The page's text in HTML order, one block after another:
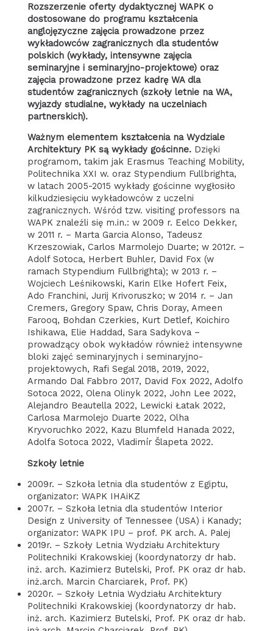
Rozszerzenie oferty dydaktycznej WAPK o
dostosowane do programu kształcenia
anglojęzyczne zajęcia prowadzone przez
wykładowców zagranicznych dla studentów
polskich (wykłady, intensywne zajęcia
seminaryjne i seminaryjno-projektowe) oraz
zajęcia prowadzone przez kadrę WA dla
studentów zagranicznych (szkoły letnie na WA,
wyjazdy studialne, wykłady na uczelniach
partnerskich).
Ważnym elementem kształcenia na Wydziale
Architektury PK są wykłady gościnne. Dzięki
programom, takim jak Erasmus Teaching Mobility,
Politechnika XXI w. oraz Stypendium Fullbrighta,
w latach 2005-2015 wykłady gościnne wygłosiło
kilkudziesięciu wykładowców z uczelni
zagranicznych. Wśród tzw. visiting professors na
WAPK znaleźli się m.in.: w 2009 r. Eelco Dekker,
w 2011 r. – Marta Garcia Alonso, Tadeusz
Krzeszowiak, Carlos Marmolejo Duarte; w 2012r. –
Adolf Sotoca, Herbert Buhler, David Fox (w
ramach Stypendium Fullbrighta); w 2013 r. –
Wojciech Leśnikowski, Karin Elke Hofert Feix,
Ado Franchini, Jurij Krivoruszko; w 2014 r. – Jan
Cremers, Gregory Spaw, Chris Doray, Ameen
Farooq, Bohdan Czerkies, Kurt Detlef, Koichiro
Ishikawa, Elie Haddad, Sara Sadykova –
prowadzący obok wykładów również intensywne
bloki zajęć seminaryjnych i seminaryjno-
projektowych, Rafi Segal 2018, 2019, 2022,
Armando Dal Fabbro 2017, David Fox 2022, Adolfo
Sotoca 2022, Olena Olinyk 2022, John Lee 2022,
Alejandro Beautella 2022, Lewicki Łatak 2022,
Carlosa Marmolejo Duarte 2022, Olha
Kryvoruchko 2022, Kazu Blumfeld Hanada 2022,
Adolfa Sotoca 2022, Vladimír Šlapeta 2022.
Szkoły letnie
2009r. – Szkoła letnia dla studentów z Egiptu,
organizator: WAPK IHAiKZ
2007r. – Szkoła letnia dla studentów Interior
Design z University of Tennessee (USA) i Kanady;
organizator: WAPK IPU – prof. PK arch. A. Palej
2019r. – Szkoły Letnia Wydziału Architektury
Politechniki Krakowskiej (koordynatorzy dr hab.
inż. arch. Kazimierz Butelski, Prof. PK oraz dr hab.
inż.arch. Marcin Charciarek, Prof. PK)
2020r. – Szkoły Letnia Wydziału Architektury
Politechniki Krakowskiej (koordynatorzy dr hab.
inż. arch. Kazimierz Butelski, Prof. PK oraz dr hab.